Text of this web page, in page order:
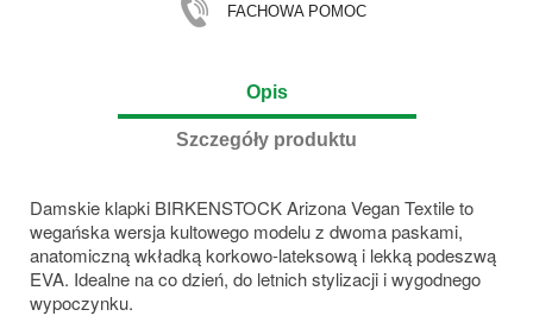
FACHOWA POMOC
Opis
Szczegóły produktu
Damskie klapki BIRKENSTOCK Arizona Vegan Textile to
wegańska wersja kultowego modelu z dwoma paskami,
anatomiczną wkładką korkowo-lateksową i lekką podeszwą
EVA. Idealne na co dzień, do letnich stylizacji i wygodnego
wypoczynku.